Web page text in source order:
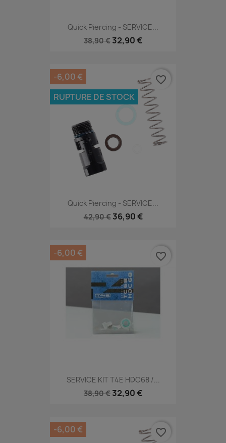
Quick Piercing - SERVICE...
38,90 € 32,90 €
Quick Piercing - SERVICE...
42,90 € 36,90 €
-6,00 €
RUPTURE DE STOCK
favorite_border
SERVICE KIT T4E HDC68 /...
38,90 € 32,90 €
-6,00 € favorite_border
-6,00 € favorite_border